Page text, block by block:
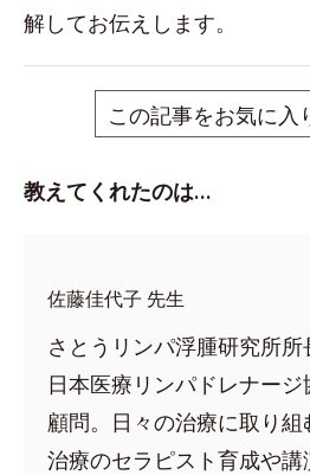
解してお伝えします。
この記事をお気に入
教えてくれたのは…
佐藤佳代子 先生
さとうリンパ浮腫研究所所
日本医療リンパドレナージ
顧問。日々の治療に取り
治療のセラピスト育成や